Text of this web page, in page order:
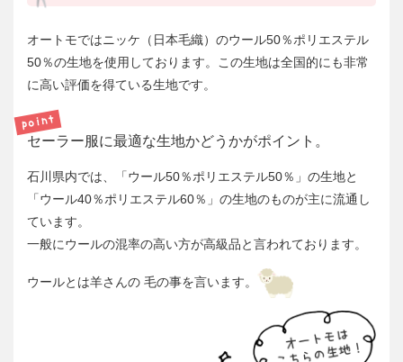
オートモではニッケ（日本毛織）のウール50％ポリエステル
50％の生地を使用しております。この生地は全国的にも非常
に高い評価を得ている生地です。
セーラー服に最適な生地かどうかがポイント。
石川県内では、「ウール50％ポリエステル50％」の生地と
「ウール40％ポリエステル60％」の生地のものが主に流通し
ています。
一般にウールの混率の高い方が高級品と言われております。
ウールとは羊さんの 毛の事を言います。